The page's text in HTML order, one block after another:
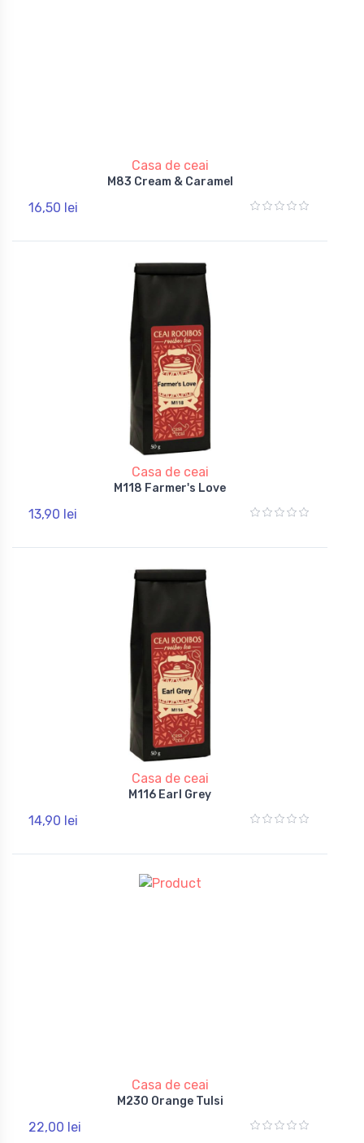
Casa de ceai
M83 Cream & Caramel
16,50 lei
Casa de ceai
M118 Farmer's Love
13,90 lei
Casa de ceai
M116 Earl Grey
14,90 lei
Casa de ceai
M230 Orange Tulsi
22,00 lei